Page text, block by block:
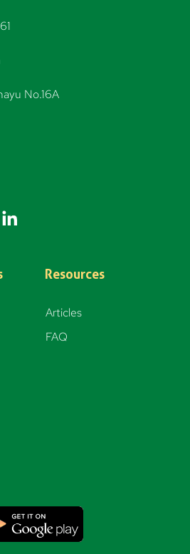
No.16A
Resources
Articles
FAQ